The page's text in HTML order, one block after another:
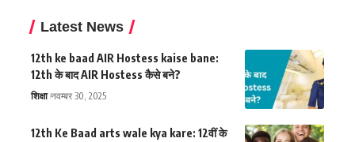
Latest News
12th ke baad AIR Hostess kaise bane:
12th के बाद AIR Hostess कैसे बने?
शिक्षा नवम्बर 30, 2025
12th Ke Baad arts wale kya kare: 12वीं के